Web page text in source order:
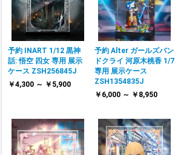
予約 INART 1/12 黒神
話: 悟空 四女 専用 展示
ケース ZSH256845J
￥4,300 ～ ￥5,900
予約 Alter ガールズバン
ドクライ 河原木桃香 1/7
専用 展示ケース
ZSH1354835J
￥6,000 ～ ￥8,950